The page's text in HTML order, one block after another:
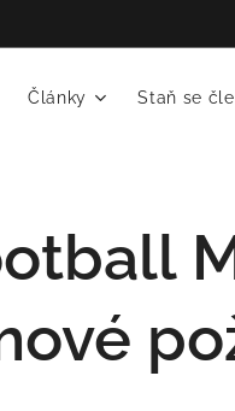
Články Staň se